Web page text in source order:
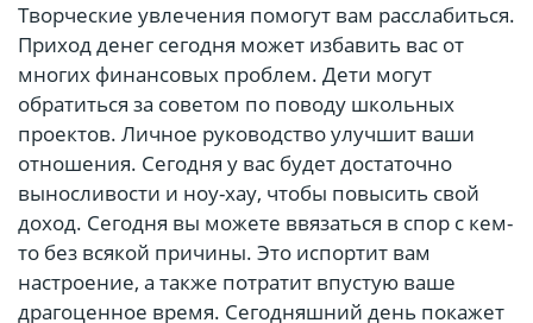
Творческие увлечения помогут вам расслабиться.
Приход денег сегодня может избавить вас от
многих финансовых проблем. Дети могут
обратиться за советом по поводу школьных
проектов. Личное руководство улучшит ваши
отношения. Сегодня у вас будет достаточно
выносливости и ноу-хау, чтобы повысить свой
доход. Сегодня вы можете ввязаться в спор с кем-
то без всякой причины. Это испортит вам
настроение, а также потратит впустую ваше
драгоценное время. Сегодняшний день покажет